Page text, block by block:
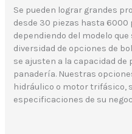
Se pueden lograr grandes
desde 30 piezas hasta 6000
dependiendo del modelo
diversidad de opciones de
se ajusten a la capacidad de
panadería. Nuestras
hidráulico o motor trifásico,
especificaciones de su